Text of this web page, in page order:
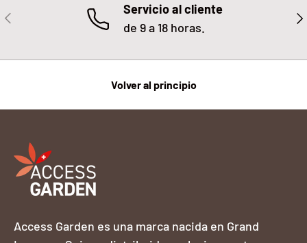
ANTERIOR
Servicio al cliente
de 9 a 18 horas.
Volver al principio
Access Garden es una marca nacida en Grand